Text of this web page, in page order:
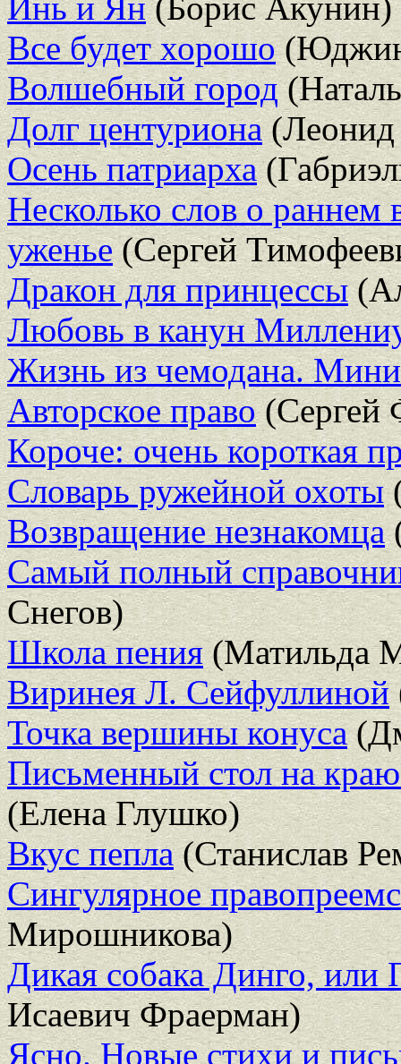
Все будет хорошо(Юджин
Волшебный город
Долг центуриона(Леонид
Осень патриарха
Несколько слов о раннем
уженье(Сергей
Дракон для принцессы
Любовь в канун
Жизнь из чемодана.
Авторское право(Сергей
Короче: очень короткая
Словарь ружейной охоты
Возвращение незнакомца
Самый полный
Снегов)
Школа пения(Матильда
Виринея Л. Сейфуллиной
Точка вершины конуса
Письменный стол на
(Елена Глушко)
Вкус пепла(Станислав
Сингулярное
Мирошникова)
Дикая собака Динго, или
Исаевич Фраерман)
Ясно. Новые стихи и